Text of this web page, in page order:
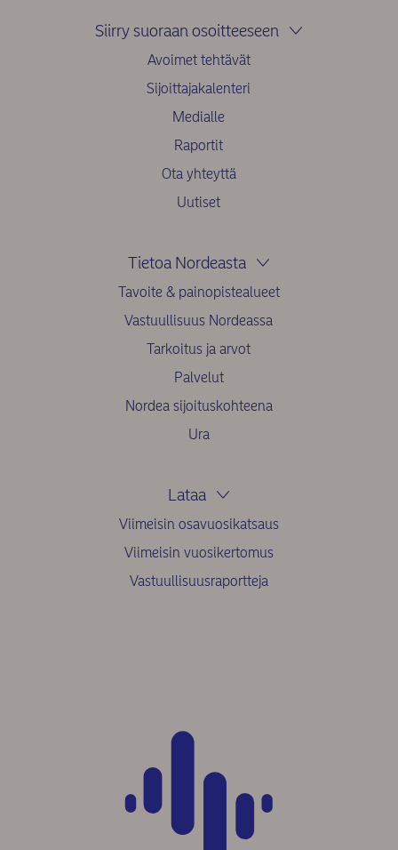
Siirry suoraan osoitteeseen
Avoimet tehtävät
Sijoittajakalenteri
Medialle
Raportit
Ota yhteyttä
Uutiset
Tietoa Nordeasta
Tavoite & painopistealueet
Vastuullisuus Nordeassa
Tarkoitus ja arvot
Palvelut
Nordea sijoituskohteena
Ura
Lataa
Viimeisin osavuosikatsaus
Viimeisin vuosikertomus
Vastuullisuusraportteja